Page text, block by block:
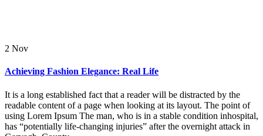
2 Nov
Achieving Fashion Elegance: Real Life
It is a long established fact that a reader will be distracted by the
readable content of a page when looking at its layout. The point of
using Lorem Ipsum The man, who is in a stable condition inhospital,
has “potentially life-changing injuries” after the overnight attack in